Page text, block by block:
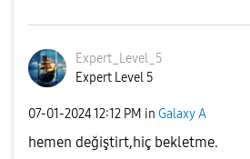
Expert_Level_5
Expert Level 5
‎07-01-202412:12 PM in Galaxy A
hemen değiştirt,hiç bekletme.